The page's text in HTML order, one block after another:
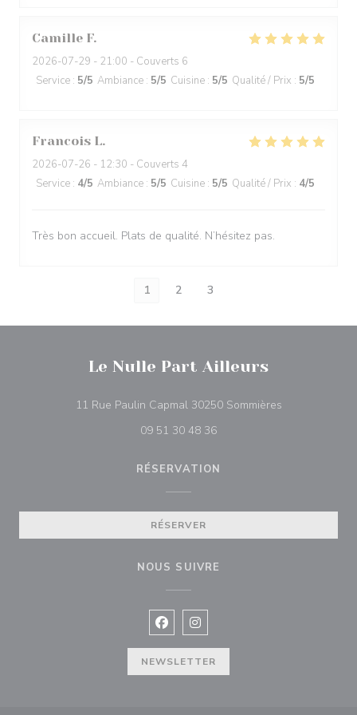
Camille F
2026-07-29 - 21:00 - Couverts 6
Service : 5/5 Ambiance : 5/5 Cuisine : 5/5 Qualité / Prix : 5/5
Francois L
2026-07-26 - 12:30 - Couverts 4
Service : 4/5 Ambiance : 5/5 Cuisine : 5/5 Qualité / Prix : 4/5
Très bon accueil. Plats de qualité. N’hésitez pas.
1 2 3
Le Nulle Part Ailleurs
11 Rue Paulin Capmal 30250 Sommières((ouvre une
09 51 30 48 36
RÉSERVATION
RÉSERVER
NOUS SUIVRE
Facebook ((ouvre une nouvelle
Instagram ((ouvre une
NEWSLETTER